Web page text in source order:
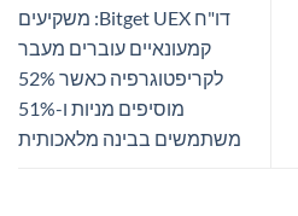
דו"ח Bitget UEX: משקיעים
קמעונאיים עוברים מעבר
לקריפטוגרפיה כאשר 52%
מוסיפים מניות ו-51%
משתמשים בבינה מלאכותית